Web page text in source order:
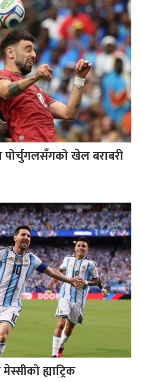
पोर्चुगलसँगको खेल बराबरी
ह्याट्रिक